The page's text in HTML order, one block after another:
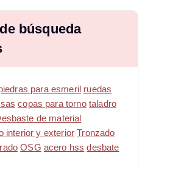
búsqueda
para esmeril ruedas
copas para torno taladro
de material
interior y exterior Tronzado
OSG acero hss desbate